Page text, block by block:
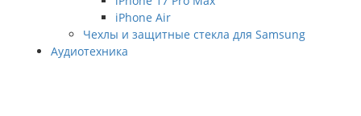
iPhone Air
Чехлы и защитные стекла для Samsung
Аудиотехника